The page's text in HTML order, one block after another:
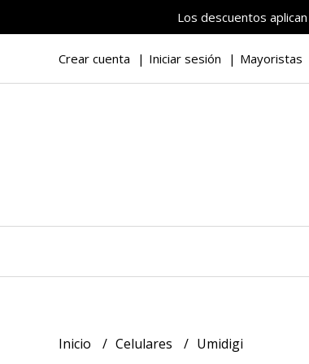
Los descuentos
Crear cuenta Iniciar sesión Mayoristas
Inicio Celulares Umidigi